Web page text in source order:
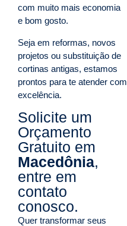
com muito mais economia
e bom gosto.
Seja em reformas, novos
projetos ou substituição de
cortinas antigas, estamos
prontos para te atender com
excelência.
Solicite um
Orçamento
Gratuito em
Macedônia,
entre em
contato
conosco.
Quer transformar seus